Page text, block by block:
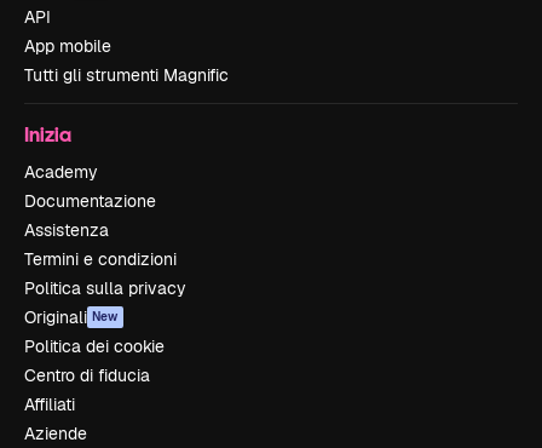
API
App mobile
Tutti gli strumenti Magnific
Inizia
Academy
Documentazione
Assistenza
Termini e condizioni
Politica sulla privacy
Originali New
Politica dei cookie
Centro di fiducia
Affiliati
Aziende